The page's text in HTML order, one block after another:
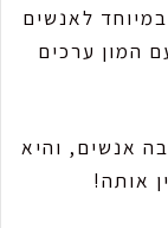
לאנשים
המון ערכים
אנשים, והיא
אותה!